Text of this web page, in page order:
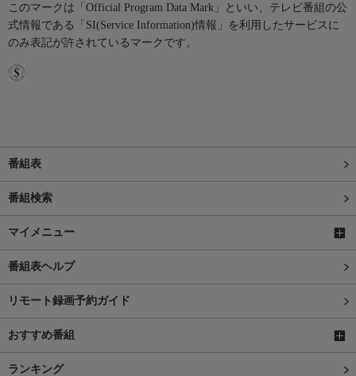
このマークは「Official Program Data Mark」といい、テレビ番組の公
式情報である「SI(Service Information)情報」を利用したサービスに
のみ表記が許されているマークです。
番組表
番組検索
マイメニュー
番組表ヘルプ
リモート録画予約ガイド
おすすめ番組
ランキング